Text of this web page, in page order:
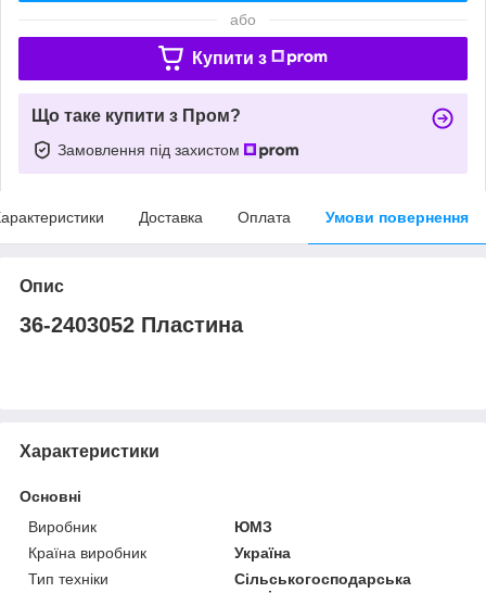
або
Купити з
Що таке купити з Пром?
Замовлення під захистом
Доставка Оплата Умови повернення
Опис
36-2403052 Пластина
Характеристики
Основні
Виробник
ЮМЗ
Країна виробник
Україна
Тип техніки
Сільськогосподарська